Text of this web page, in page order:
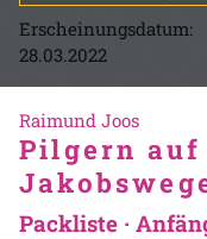
Erscheinungsdatum:
28.03.2022
Raimund Joos
Pilgern auf
Packliste ·